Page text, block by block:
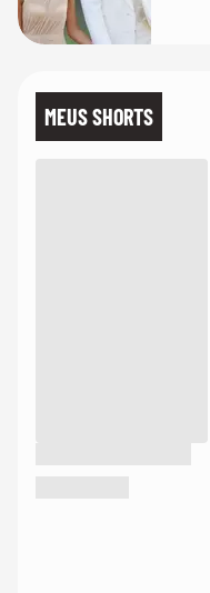
MEUS SHORTS